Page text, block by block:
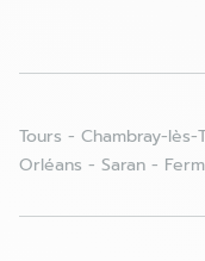
Tours - Chambray-lès-
Orléans - Saran -